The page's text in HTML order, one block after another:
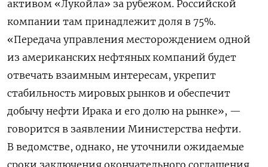
активом «Лукойла» за рубежом. Российской
компании там принадлежит доля в 75%.
«Передача управления месторождением одной
из американских нефтяных компаний будет
отвечать взаимным интересам, укрепит
стабильность мировых рынков и обеспечит
добычу нефти Ирака и его долю на рынке», —
говорится в заявлении Министерства нефти.
В ведомстве, однако, не уточнили ожидаемые
сроки заключения окончательного соглашения